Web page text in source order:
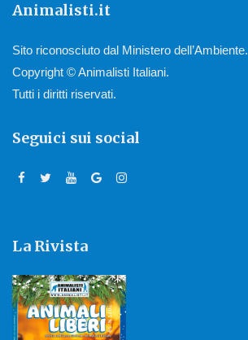
Animalisti.it
Sito riconosciuto dal Ministero dell’Ambiente.
Copyright © Animalisti Italiani.
Tutti i diritti riservati.
Seguici sui social
La Rivista